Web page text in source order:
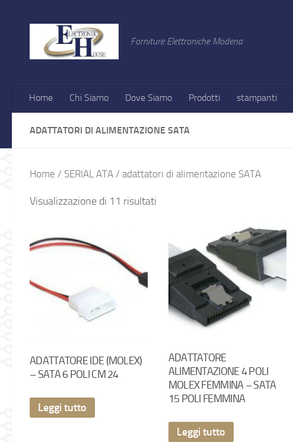
Forniture Elettroniche Modena
Home Chi Siamo Dove Siamo Prodotti stampanti
ADATTATORI DI ALIMENTAZIONE SATA
Home / SERIAL ATA / adattatori di alimentazione SATA
Visualizzazione di 11 risultati
ADATTATORE IDE (MOLEX)
– SATA 6 POLI CM 24
Leggi tutto
ADATTATORE
ALIMENTAZIONE 4 POLI
MOLEX FEMMINA – SATA
15 POLI FEMMINA
Leggi tutto